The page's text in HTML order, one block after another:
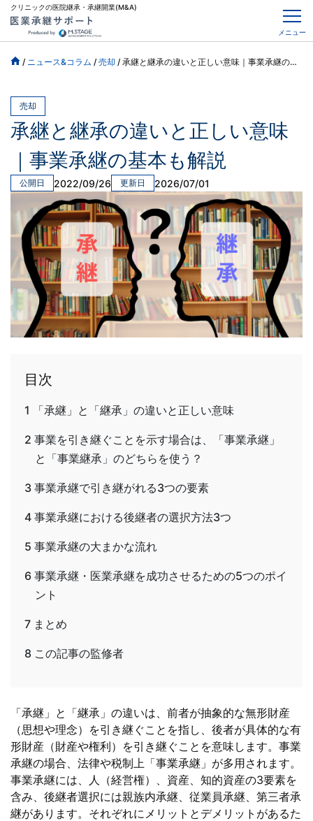
クリニックの医院継承・承継開業(M&A)
メニュー
/ ニュース&コラム / 売却 / 承継と継承の違いと正しい意味｜事業承継の基本も解説
売却
承継と継承の違いと正しい意味
｜事業承継の基本も解説
公開日 2022/09/26 更新日 2026/07/01
目次
1 「承継」と「継承」の違いと正しい意味
2 事業を引き継ぐことを示す場合は、「事業承継」
と「事業継承」のどちらを使う？
3 事業承継で引き継がれる3つの要素
4 事業承継における後継者の選択方法3つ
5 事業承継の大まかな流れ
6 事業承継・医業承継を成功させるための5つのポイ
ント
7 まとめ
8 この記事の監修者
「承継」と「継承」の違いは、前者が抽象的な無形財産
（思想や理念）を引き継ぐことを指し、後者が具体的な有
形財産（財産や権利）を引き継ぐことを意味します。事業
承継の場合、法律や税制上「事業承継」が多用されます。
事業承継には、人（経営権）、資産、知的資産の3要素を
含み、後継者選択には親族内承継、従業員承継、第三者承
継があります。それぞれにメリットとデメリットがあるた